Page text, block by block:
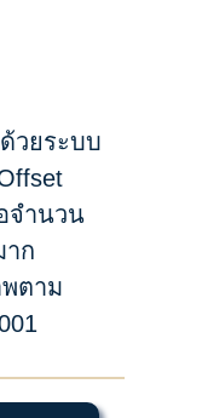
วยระบบ
จำนวน
ก
ตาม